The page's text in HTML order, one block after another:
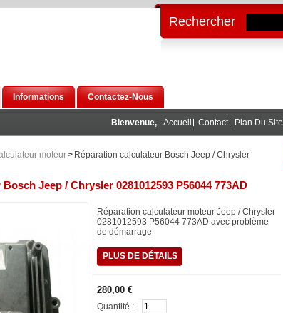
Informations Contactez-Nous
Bienvenue, Accueil Contact Plan Du Site
Rechercher
moteur> Réparation calculateur Bosch Jeep / Chrysler
Jeep / Chrysler 0281012593 P56044 773AD
Réparation calculateur moteur Jeep / Chrysler
0281012593 P56044 773AD avec problème
de démarrage
PLUS DE DÉTAILS
280,00 €
Quantité :